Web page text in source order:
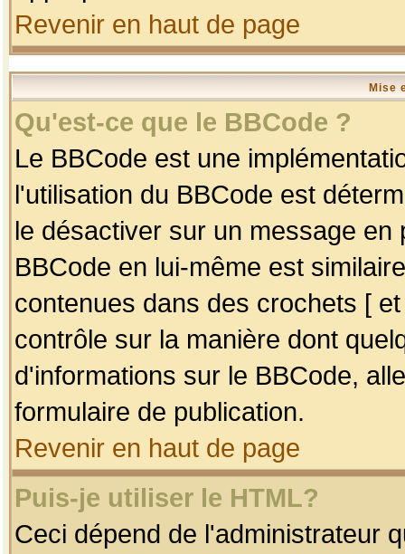
Revenir en haut de page
Mise
Qu'est-ce que le BBCode ?
Le BBCode est une
l'utilisation du BBCode est
le désactiver sur un message
BBCode en lui-même est
contenues dans des crochets [
contrôle sur la manière dont
d'informations sur le BBCode,
formulaire de publication.
Revenir en haut de page
Puis-je utiliser le HTML?
Ceci dépend de l'administrateur